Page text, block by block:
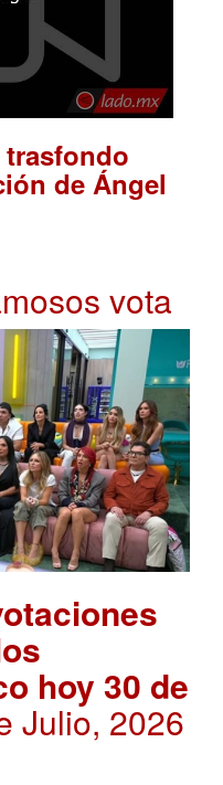
de Ángel
vota
hoy 30 de
Julio, 2026